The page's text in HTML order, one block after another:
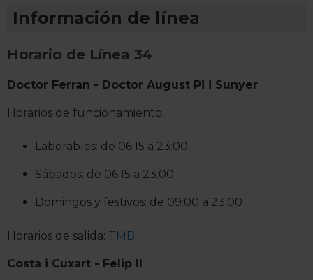
Información de línea
Horario de Línea 34
Doctor Ferran - Doctor August Pi i Sunyer
Horarios de funcionamiento:
Laborables: de 06:15 a 23:00
Sábados: de 06:15 a 23:00
Domingos y festivos: de 09:00 a 23:00
Horarios de salida: TMB
Costa i Cuxart - Felip II